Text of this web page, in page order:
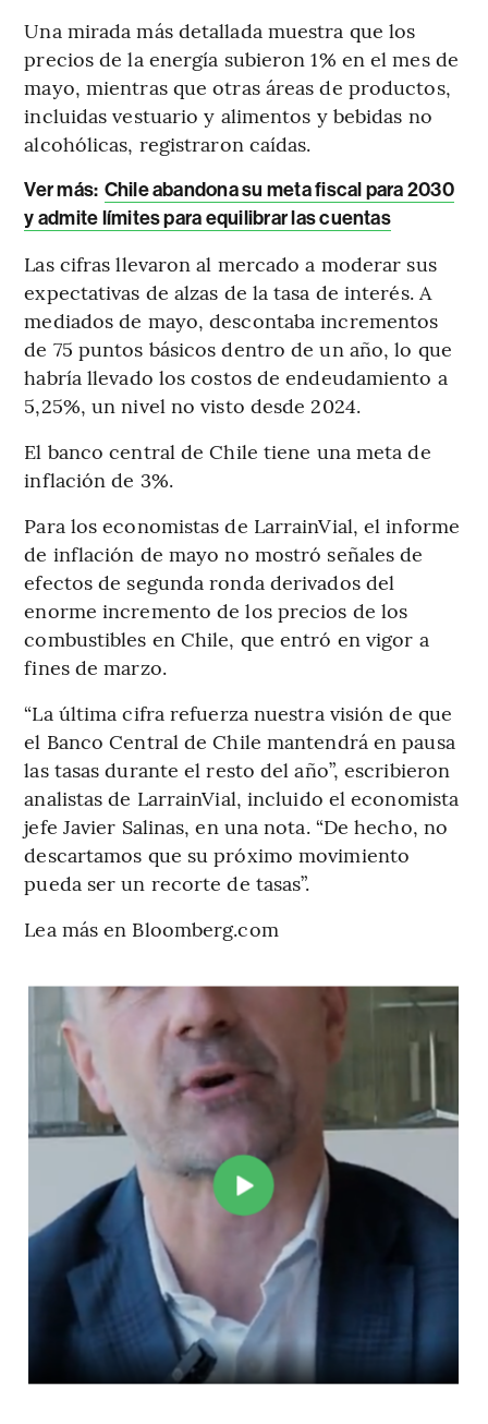
Una mirada más detallada muestra que los
precios de la energía subieron 1% en el mes de
mayo, mientras que otras áreas de productos,
incluidas vestuario y alimentos y bebidas no
alcohólicas, registraron caídas.
Ver más: Chile abandona su meta fiscal para 2030
y admite límites para equilibrar las cuentas
Las cifras llevaron al mercado a moderar sus
expectativas de alzas de la tasa de interés. A
mediados de mayo, descontaba incrementos
de 75 puntos básicos dentro de un año, lo que
habría llevado los costos de endeudamiento a
5,25%, un nivel no visto desde 2024.
El banco central de Chile tiene una meta de
inflación de 3%.
Para los economistas de LarrainVial, el informe
de inflación de mayo no mostró señales de
efectos de segunda ronda derivados del
enorme incremento de los precios de los
combustibles en Chile, que entró en vigor a
fines de marzo.
“La última cifra refuerza nuestra visión de que
el Banco Central de Chile mantendrá en pausa
las tasas durante el resto del año”, escribieron
analistas de LarrainVial, incluido el economista
jefe Javier Salinas, en una nota. “De hecho, no
descartamos que su próximo movimiento
pueda ser un recorte de tasas”.
Lea más en Bloomberg.com